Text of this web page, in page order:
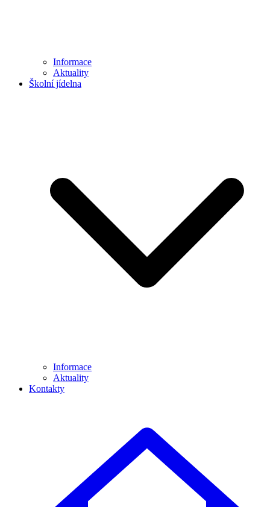
Informace
Aktuality
Školní jídelna
Informace
Aktuality
Kontakty